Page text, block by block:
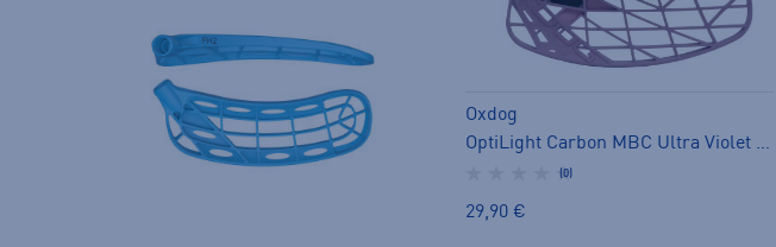
Oxdog
OptiLight Carbon MBC Ultra Violet - salibandylapa
(0)
29,90 €